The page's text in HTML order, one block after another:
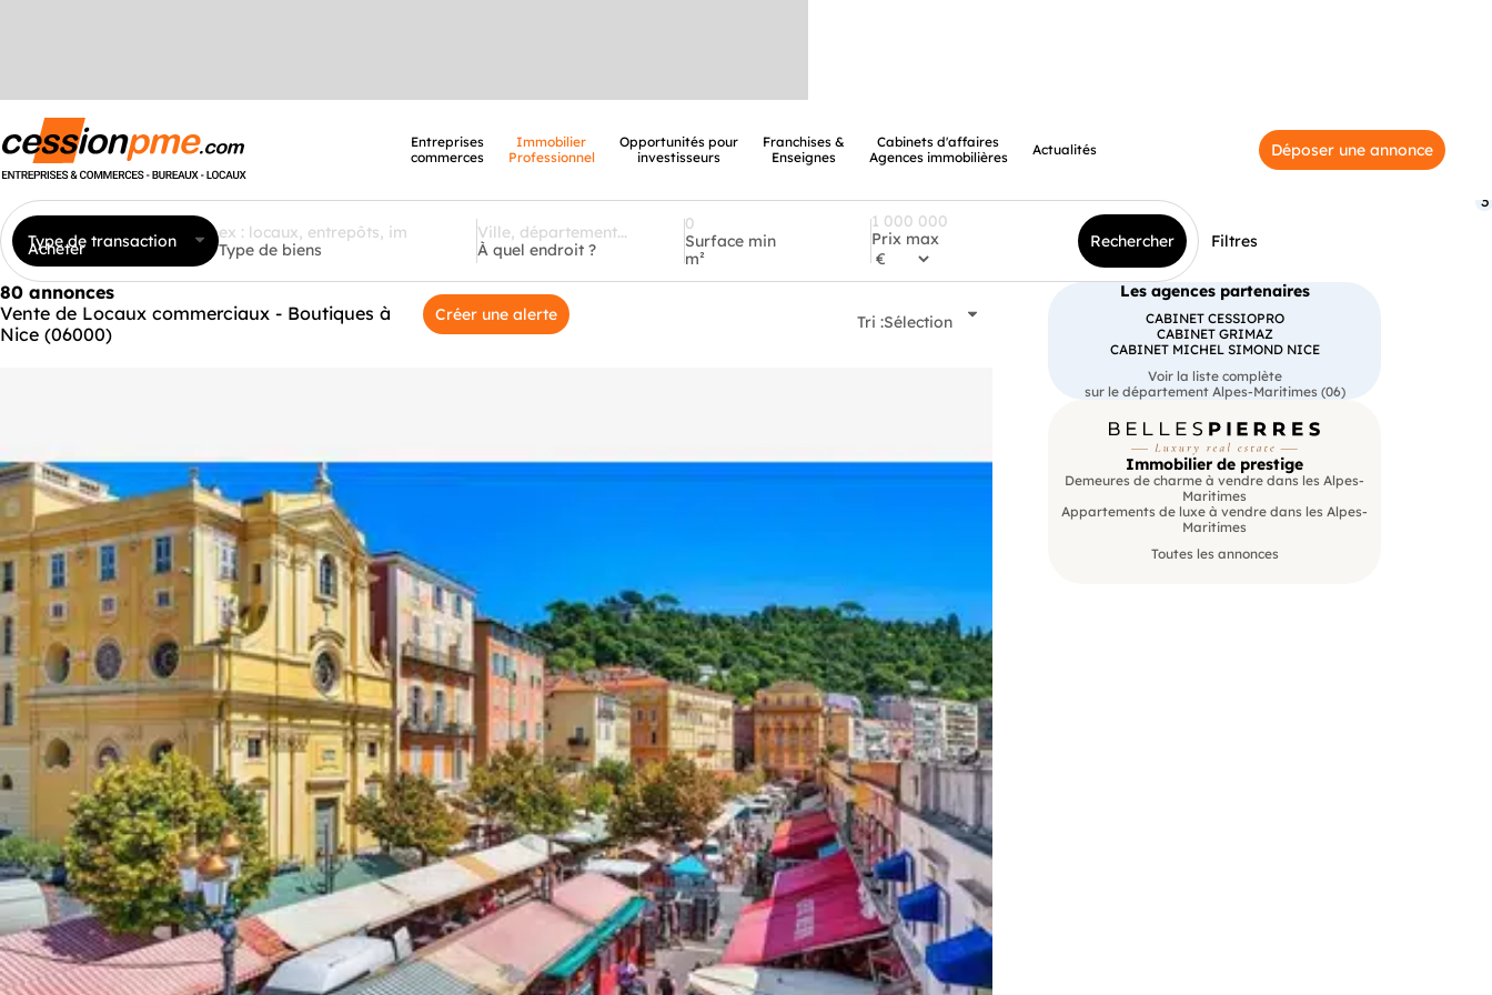
Entreprises
commerces
Immobilier
Professionnel
Opportunités pour
investisseurs
Franchises &
Enseignes
Cabinets d'affaires
Agences immobilières
Actualités Déposer une annonce
Type de transaction
Acheter Type de biens À quel endroit ?
Surface min
m²
Prix max Rechercher Filtres
3
80 annonces
Vente de Locaux commerciaux - Boutiques à
Nice (06000)
Créer une alerte Tri :Sélection
Les agences partenaires
CABINET CESSIOPRO
CABINET GRIMAZ
CABINET MICHEL SIMOND NICE
Voir la liste complète
sur le département Alpes-Maritimes (06)
Immobilier de prestige
Demeures de charme à vendre dans les Alpes-
Maritimes
Appartements de luxe à vendre dans les Alpes-
Maritimes
Toutes les annonces